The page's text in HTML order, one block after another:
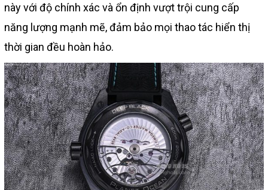
này với độ chính xác và ổn định vượt trội cung cấp
năng lượng mạnh mẽ, đảm bảo mọi thao tác hiển thị
thời gian đều hoàn hảo.